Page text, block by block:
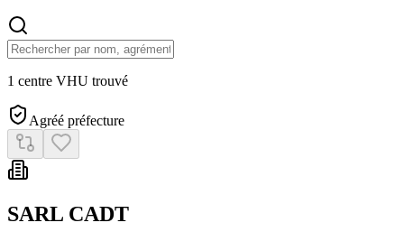
1 centre VHU trouvé
Agréé préfecture
SARL CADT